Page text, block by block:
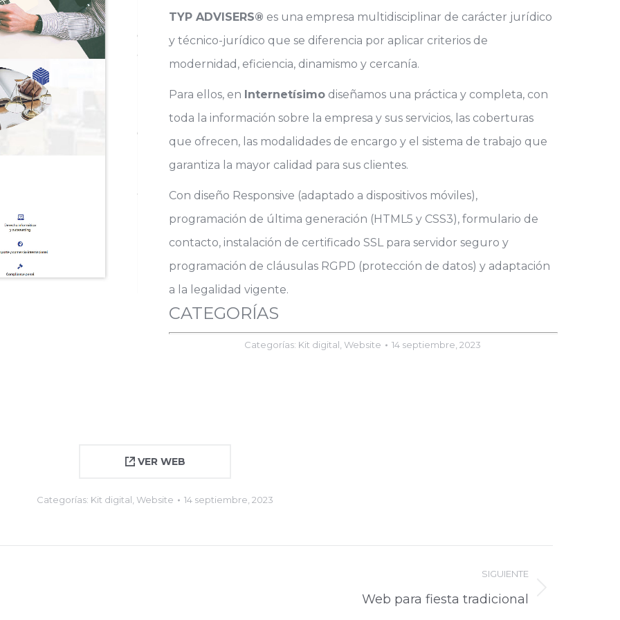
TYP ADVISERS® es una empresa multidisciplinar de carácter jurídico
y técnico-jurídico que se diferencia por aplicar criterios de
modernidad, eficiencia, dinamismo y cercanía.
Para ellos, en Internetísimo diseñamos una práctica y completa, con
toda la información sobre la empresa y sus servicios, las coberturas
que ofrecen, las modalidades de encargo y el sistema de trabajo que
garantiza la mayor calidad para sus clientes.
Con diseño Responsive (adaptado a dispositivos móviles),
programación de última generación (HTML5 y CSS3), formulario de
contacto, instalación de certificado SSL para servidor seguro y
programación de cláusulas RGPD (protección de datos) y adaptación
a la legalidad vigente.
CATEGORÍAS
Categorías: Kit digital Website 14 septiembre, 2023
VER WEB
Categorías: Kit digital Website 14 septiembre, 2023
SIGUIENTE
Web para fiesta tradicional